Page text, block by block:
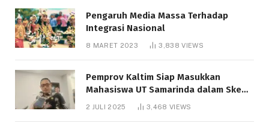
Pengaruh Media Massa Terhadap
Integrasi Nasional
8 MARET 2023 3,838VIEWS
Pemprov Kaltim Siap Masukkan
Mahasiswa UT Samarinda dalam Skema
Bantuan Pendidikan Gratispol
2 JULI 2025 3,468 VIEWS